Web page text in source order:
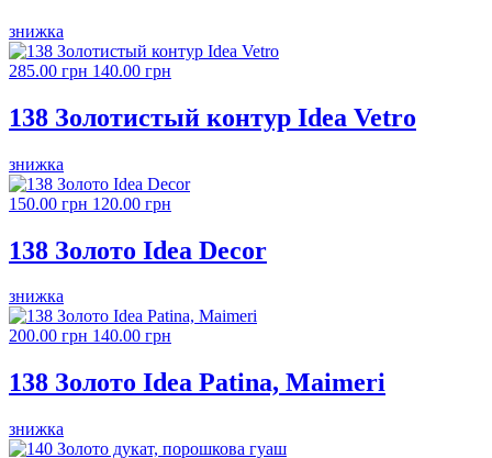
знижка
285.00 грн 140.00 грн
138 Золотистый контур Idea Vetro
знижка
150.00 грн 120.00 грн
138 Золото Idea Decor
знижка
200.00 грн 140.00 грн
138 Золото Idea Patina, Maimeri
знижка